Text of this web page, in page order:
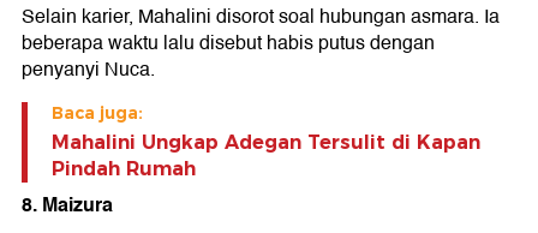
Selain karier, Mahalini disorot soal hubungan asmara. Ia
beberapa waktu lalu disebut habis putus dengan
penyanyi Nuca.
Baca juga:
Mahalini Ungkap Adegan Tersulit di Kapan
Pindah Rumah
8. Maizura